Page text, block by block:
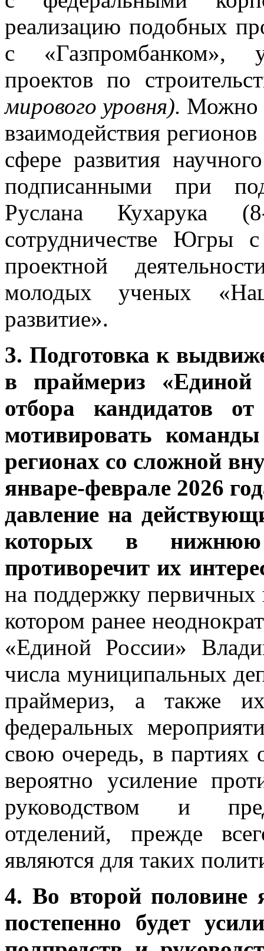
реализацию подобных
с «Газпромбанком»,
проектов по
мирового уровня). Можно
взаимодействия
сфере развития
подписанными при
Руслана Кухарука
сотрудничестве Югры
проектной
молодых ученых
развитие».
3. Подготовка к
в праймериз «Единой
отбора кандидатов
мотивировать
регионах со сложной
январе-феврале 2026
давление на
которых в нижнюю
противоречит их
на поддержку первичных
котором ранее
«Единой России»
числа муниципальных
праймериз, а также
федеральных
свою очередь, в партиях
вероятно усиление
руководством и
отделений, прежде
являются для таких
4. Во второй половине
постепенно будет